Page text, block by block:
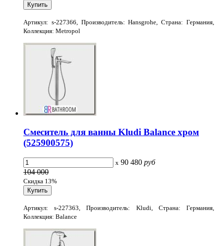
Артикул: s-227366, Производитель: Hansgrohe, Страна: Германия,
Коллекция: Metropol
Смеситель для ванны Kludi Balance хром
(525900575)
x 90 480 руб
104 000
Скидка 13%
Артикул: s-227363, Производитель: Kludi, Страна: Германия,
Коллекция: Balance